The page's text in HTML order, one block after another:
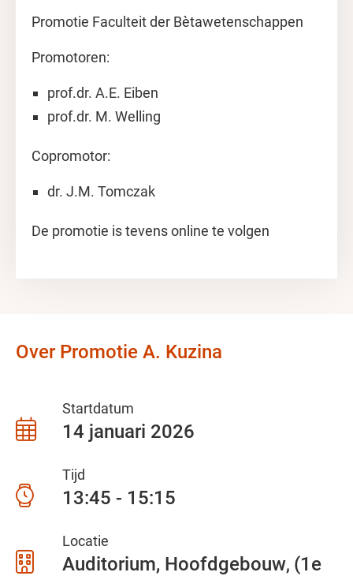
Promotie Faculteit der Bètawetenschappen
Promotoren:
prof.dr. A.E. Eiben
prof.dr. M. Welling
Copromotor:
dr. J.M. Tomczak
De promotie is tevens online te volgen
Over Promotie A. Kuzina
Startdatum
14 januari 2026
Tijd
13:45 - 15:15
Locatie
Auditorium, Hoofdgebouw (1e